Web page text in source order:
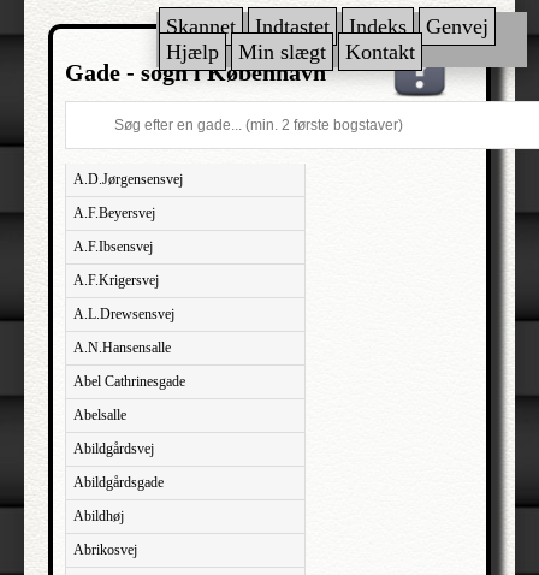
Skannet Indtastet Indeks
Genvej
Hjælp
Min slægt Kontakt
Gade - sogn i København
A.D.Jørgensensvej
A.F.Beyersvej
A.F.Ibsensvej
A.F.Krigersvej
A.L.Drewsensvej
A.N.Hansensalle
Abel Cathrinesgade
Abelsalle
Abildgårdsvej
Abildgårdsgade
Abildhøj
Abrikosvej